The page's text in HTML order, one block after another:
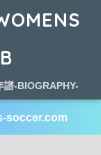
譜-BIOGRAPHY-
soccer.com